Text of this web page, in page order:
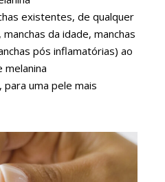
existentes, de qualquer
da idade, manchas
pós inflamatórias) ao
melanina
para uma pele mais